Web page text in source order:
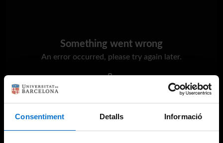
Consentiment Detalls Informació
Something went wrong
An error occurred, please try again later.
Try again